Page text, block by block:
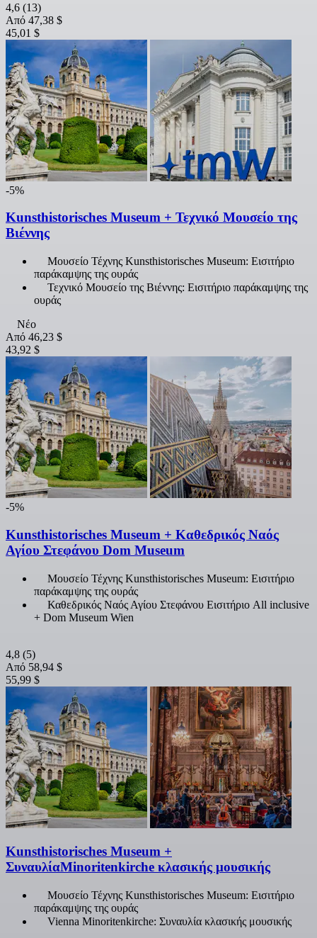
4,6 (13)
Από 47,38 $
45,01 $
-5%
Kunsthistorisches Museum + Τεχνικό Μουσείο της
Βιέννης
Μουσείο Τέχνης Kunsthistorisches Museum: Εισιτήριο
παράκαμψης της ουράς
Τεχνικό Μουσείο της Βιέννης: Εισιτήριο παράκαμψης της
ουράς
Νέο
Από 46,23 $
43,92 $
-5%
Kunsthistorisches Museum + Καθεδρικός Ναός
Αγίου Στεφάνου Dom Museum
Μουσείο Τέχνης Kunsthistorisches Museum: Εισιτήριο
παράκαμψης της ουράς
Καθεδρικός Ναός Αγίου Στεφάνου Εισιτήριο All inclusive
+ Dom Museum Wien
4,8 (5)
Από 58,94 $
55,99 $
Kunsthistorisches Museum +
ΣυναυλίαMinoritenkirche κλασικής μουσικής
Μουσείο Τέχνης Kunsthistorisches Museum: Εισιτήριο
παράκαμψης της ουράς
Vienna Minoritenkirche: Συναυλία κλασικής μουσικής